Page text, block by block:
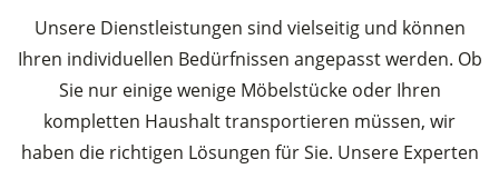
Unsere Dienstleistungen sind vielseitig und können
Ihren individuellen Bedürfnissen angepasst werden. Ob
Sie nur einige wenige Möbelstücke oder Ihren
kompletten Haushalt transportieren müssen, wir
haben die richtigen Lösungen für Sie. Unsere Experten